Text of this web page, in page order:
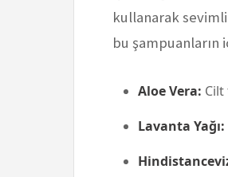
kullanarak
bu şampuanların
Aloe Vera:
Lavanta Yağı: